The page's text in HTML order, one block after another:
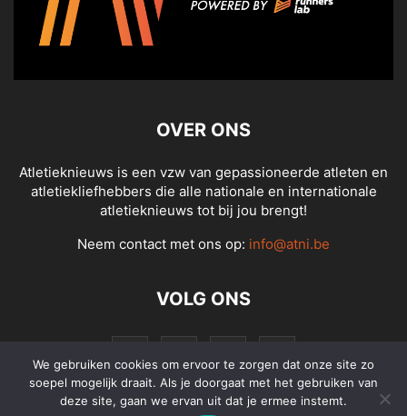
OVER ONS
Atletieknieuws is een vzw van gepassioneerde atleten en
atletiekliefhebbers die alle nationale en internationale
atletieknieuws tot bij jou brengt!
Neem contact met ons op: info@atni.be
VOLG ONS
We gebruiken cookies om ervoor te zorgen dat onze site zo
soepel mogelijk draait. Als je doorgaat met het gebruiken van
deze site, gaan we ervan uit dat je ermee instemt.